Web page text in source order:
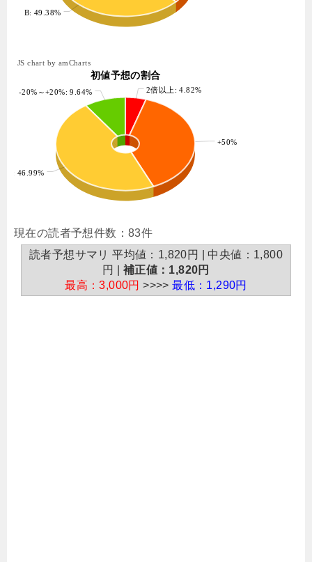
B: 49.38%
-20%～+20%: 9.64% 2倍以上: 4.82%
+50%以上: 38.55%
上: 46.99%
初値予想の割合
JS chart by amCharts
現在の読者予想件数：83件
読者予想サマリ 平均値：1,820円 | 中央値：1,800
円 | 補正値：1,820円
最高：3,000円 >>>>最低：1,290円